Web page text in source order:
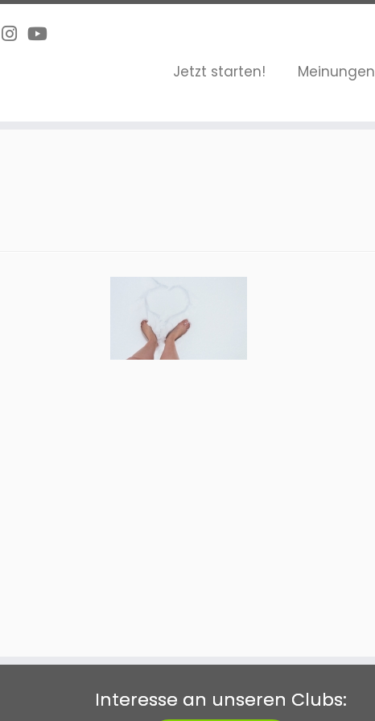
Jetzt starten! Meinungen
Interesse an unseren Clubs: